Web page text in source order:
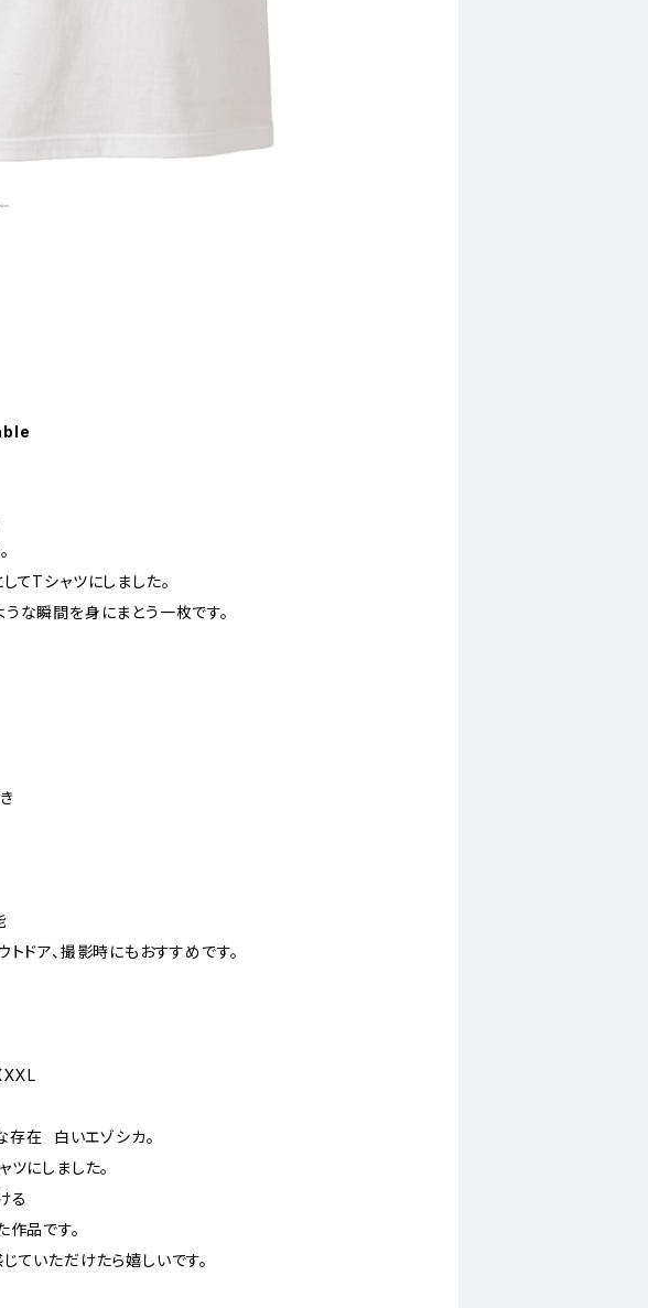
てTシャツにしました。
な瞬間を身にまとう一枚です。
ドア、撮影時にもおすすめです。
在 ―― 白いエゾシカ。
にしました。
る
品です。
ていただけたら嬉しいです。